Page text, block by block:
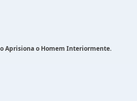
Aprisiona o Homem Interiormente.